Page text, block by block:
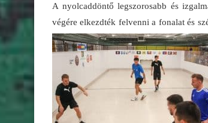
A nyolcaddöntő legszorosabb és
végére elkezdték felvenni a fonalat és